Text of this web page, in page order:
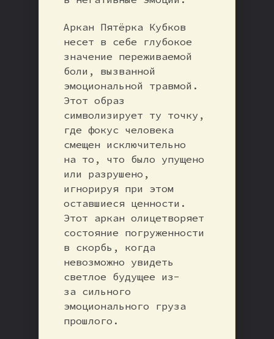
Аркан Пятёрка Кубков
несет в себе глубокое
значение переживаемой
боли, вызванной
эмоциональной травмой.
Этот образ
символизирует ту точку,
где фокус человека
смещен исключительно
на то, что было упущено
или разрушено,
игнорируя при этом
оставшиеся ценности.
Этот аркан олицетворяет
состояние погруженности
в скорбь, когда
невозможно увидеть
светлое будущее из-
за сильного
эмоционального груза
прошлого.